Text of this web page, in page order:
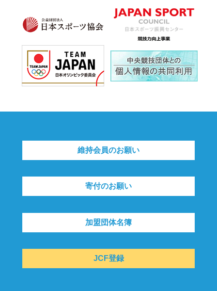
維持会員のお願い
寄付のお願い
加盟団体名簿
JCF登録